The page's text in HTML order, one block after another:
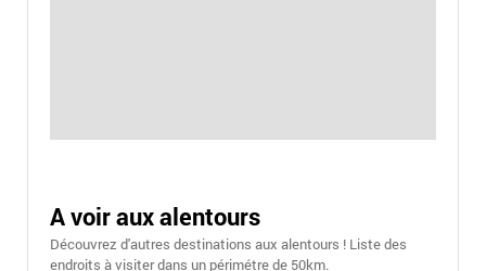
A voir aux alentours
Découvrez d'autres destinations aux alentours ! Liste des
endroits à visiter dans un périmétre de 50km.